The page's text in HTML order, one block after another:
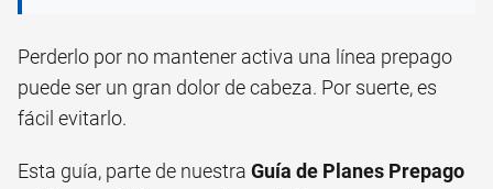
Perderlo por no mantener activa una línea prepago
puede ser un gran dolor de cabeza. Por suerte, es
fácil evitarlo.
Esta guía, parte de nuestra Guía de Planes Prepago